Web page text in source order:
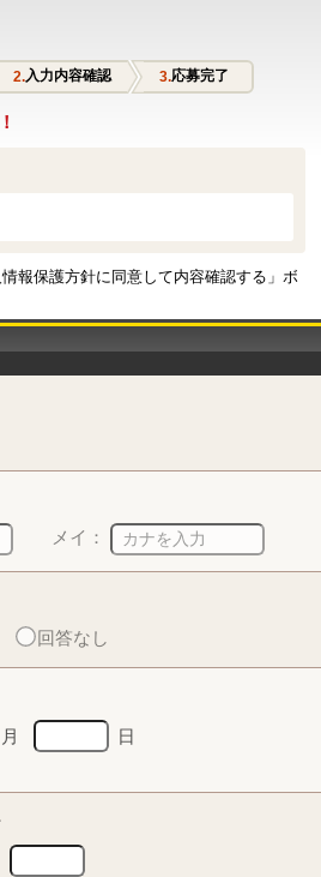
入力内容確認 応募完了
報保護方針に同意して内容確認する」ボ
メイ：
回答なし
月 日